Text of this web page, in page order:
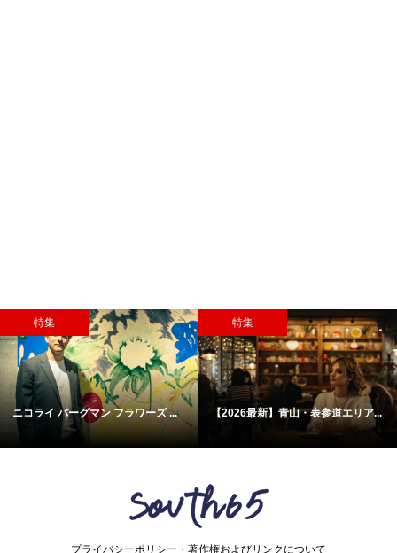
】青山・表参道エリア...
特集
ニコンメガネ レンズメーカー直...
おすす
歴史を感
プライバシーポリシー・著作権およびリンクについて